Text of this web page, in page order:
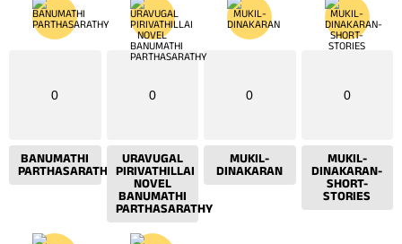
0
BANUMATHI
PARTHASARATHY
0
URAVUGAL
PIRIVATHILLAI
NOVEL
BANUMATHI
PARTHASARATHY
0
MUKIL-
DINAKARAN
0
MUKIL-
DINAKARAN-
SHORT-
STORIES